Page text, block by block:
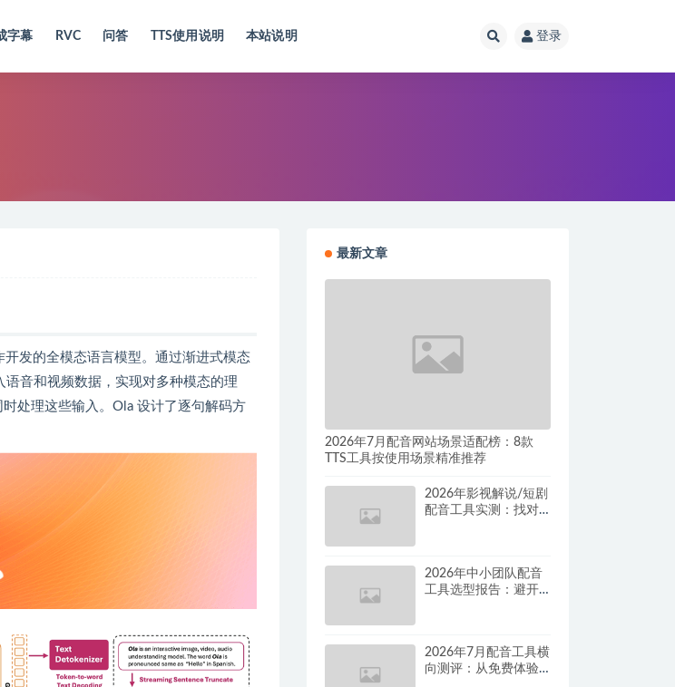
字幕 RVC 问答 TTS使用说明 本站说明 登录
发的全模态语言模型。通过渐进式模态
音和视频数据，实现对多种模态的理
处理这些输入。Ola 设计了逐句解码方
最新文章
2026年7月配音网站场景适配榜：8款
TTS工具按使用场景精准推荐
2026年影视解说/短剧
配音工具实测：找对
2026年中小团队配音
工具选型报告：避开
2026年7月配音工具横
向测评：从免费体验